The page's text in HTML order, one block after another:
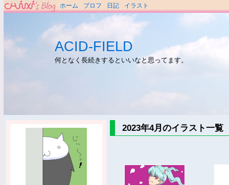
ホーム プロフ 日記 イラスト
ACID-FIELD
何となく長続きするといいなと思ってます。
2023年4月のイラスト一覧